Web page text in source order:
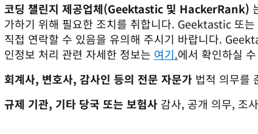
코딩 챌린지 제공업체(Geektastic 및 HackerRank)
가하기 위해 필요한 조치를 취합니다. Geektastic 또
직접 연락할 수 있음을 유의해 주시기 바랍니다.
인정보 처리 관련 자세한 정보는 여기.에서 확인하실
회계사, 변호사, 감사인 등의 전문 자문가 법적 의무를
규제 기관, 기타 당국 또는 보험사 감사, 공개 의무, 조